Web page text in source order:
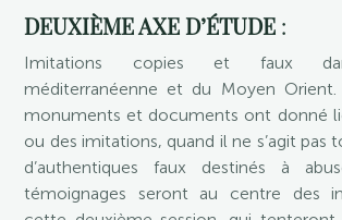
DEUXIÈME AXE D’ÉTUDE :
Imitations copies et faux
méditerranéenne et du Moyen Orient.
monuments et documents ont donné
ou des imitations, quand il ne s’agit pas
d’authentiques faux destinés à
témoignages seront au centre des